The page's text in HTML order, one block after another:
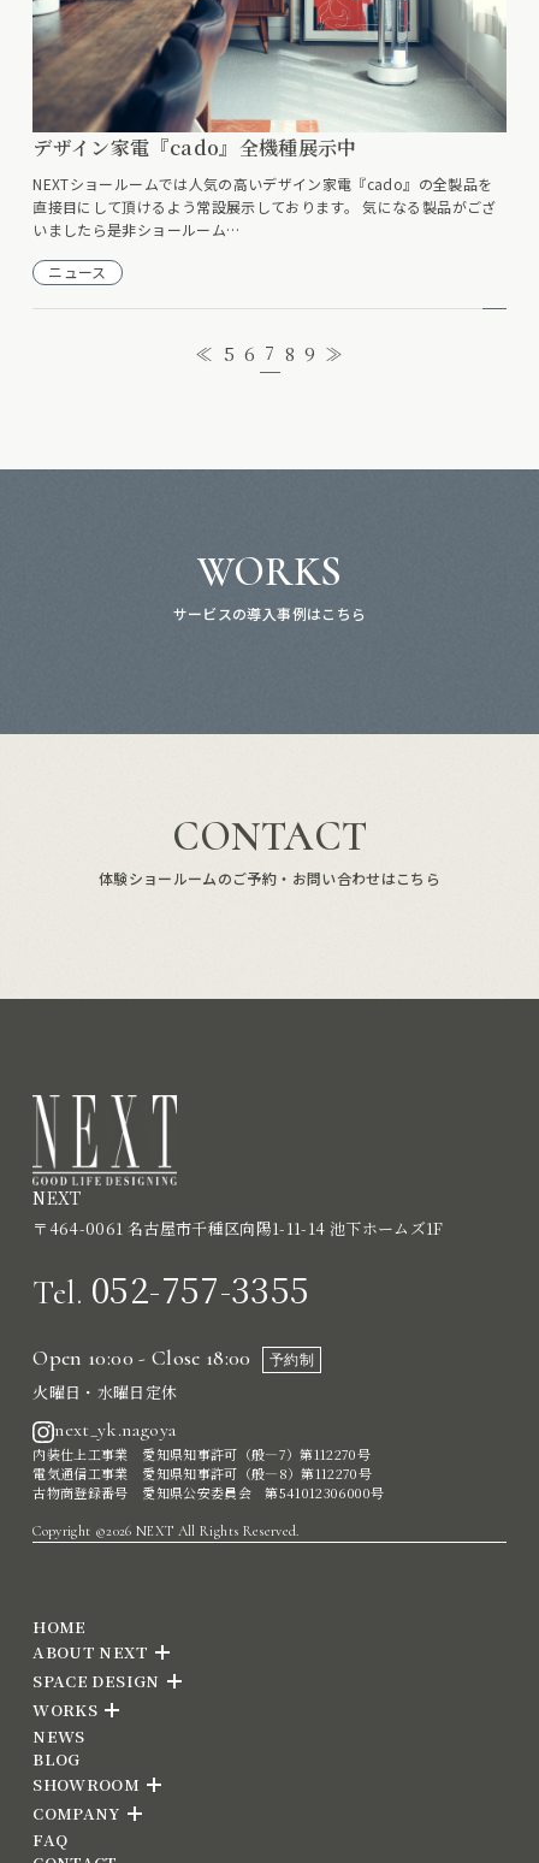
デザイン家電『cado』全機種展示中
NEXTショールームでは人気の高いデザイン家電『cado』の全製品を
直接目にして頂けるよう常設展示しております。 気になる製品がござ
いましたら是非ショールーム…
ニュース
≪ 5 6 7 8 9 ≫
WORKS
サービスの導入事例はこちら
CONTACT
体験ショールームのご予約・お問い合わせはこちら
NEXT
〒464-0061 名古屋市千種区向陽1-11-14 池下ホームズ1F
Tel. 052-757-3355
Open 10:00 - Close 18:00 予約制
火曜日・水曜日定休
next_yk.nagoya
内装仕上工事業 愛知県知事許可（般―7）第112270号
電気通信工事業 愛知県知事許可（般―8）第112270号
古物商登録番号 愛知県公安委員会 第541012306000号
Copyright ©2026 NEXT All Rights Reserved.
HOME
ABOUT NEXT
SPACE DESIGN
WORKS
NEWS
BLOG
SHOWROOM
COMPANY
FAQ